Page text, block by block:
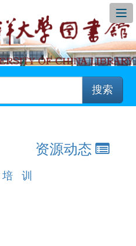
搜索
资源动态
培训